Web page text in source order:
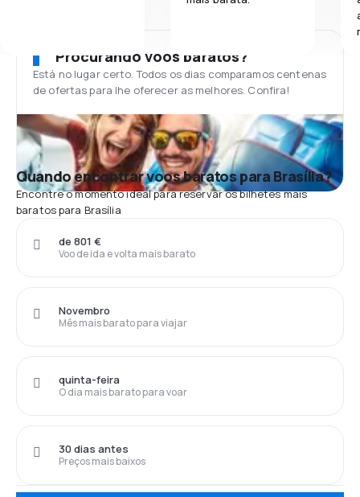
Procurando voos baratos?
Está no lugar certo. Todos os dias comparamos centenas
de ofertas para lhe oferecer as melhores. Confira!
Quando encontrar voos baratos para Brasília?
Encontre o momento ideal para reservar os bilhetes mais
baratos para Brasília
Voo de ida e volta mais barato
de 801 €
Mês mais barato para viajar
Novembro
O dia mais barato para voar
quinta-feira
Preços mais baixos
30 dias antes